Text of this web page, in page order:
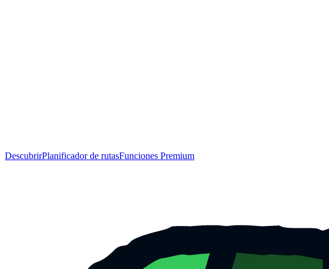
DescubrirPlanificador de rutasFunciones Premium